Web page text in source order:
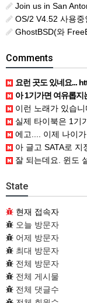
Join us in San
OS/2 V4.52 사용
GhostBSD(와
Comments
요런 곳도 있네요...
아 1기가면 여유롭지
이런 노래가 있습니다 ㅎ
실제 타이북은 1기가이지만 UTM 설정
에고.... 이제 나이가 많아서,,, 이
아 글고 SATA로 지정해도 됩니
잘 되는데요. 윈도 설정 문
State
현재 접속자
오늘 방문자
어제 방문자
최대 방문자
전체 방문자
전체 게시물
전체 댓글수